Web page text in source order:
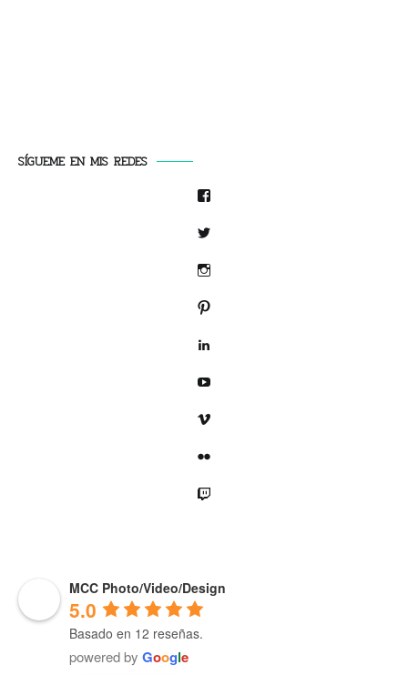
SÍGUEME EN MIS REDES
MCC Photo/Video/Design
5.0
Basado en 12 reseñas.
powered by Google